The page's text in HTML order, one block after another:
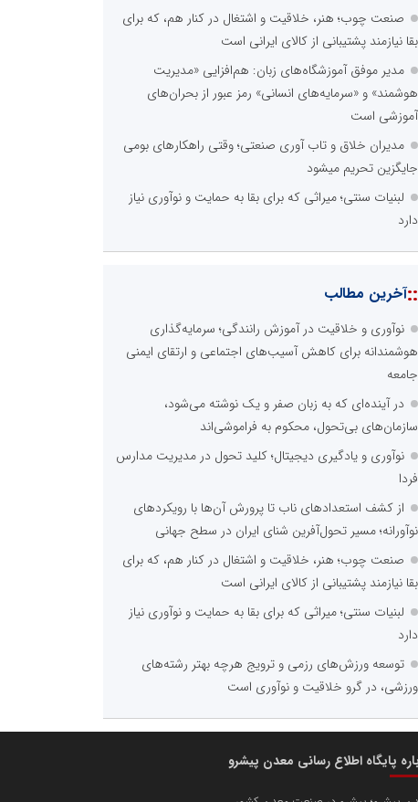
صنعت چوب؛ هنر، خلاقیت و اشتغال در کنار هم، که برای
بقا نیازمند پشتیبانی از کالای ایرانی است
مدیر موفق آموزشگاه‌های زبان: هم‌افزایی «مدیریت
هوشمند» و «سرمایه‌های انسانی» رمز عبور از بحران‌های
آموزشی است
مدیران خلاق و تاب آوری صنعتی؛ وقتی راهکارهای بومی
جایگزین تحریم میشود
لبنیات سنتی؛ میراثی که برای بقا به حمایت و نوآوری نیاز
دارد
::آخرین مطالب
نوآوری و خلاقیت در آموزش رانندگی؛ سرمایه‌گذاری
هوشمندانه برای کاهش آسیب‌های اجتماعی و ارتقای ایمنی
جامعه
در آینده‌ای که به زبان صفر و یک نوشته می‌شود،
سازمان‌های بی‌تحول، محکوم به فراموشی‌اند
نوآوری و یادگیری دیجیتال؛ کلید تحول در مدیریت مدارس
فردا
از کشف استعدادهای ناب تا پرورش آن‌ها با رویکردهای
نوآورانه؛ مسیر تحول‌آفرین شنای ایران در سطح جهانی
صنعت چوب؛ هنر، خلاقیت و اشتغال در کنار هم، که برای
بقا نیازمند پشتیبانی از کالای ایرانی است
لبنیات سنتی؛ میراثی که برای بقا به حمایت و نوآوری نیاز
دارد
توسعه ورزش‌های رزمی و ترویج هرچه بهتر رشته‌های
ورزشی، در گرو خلاقیت و نوآوری است
پایگاه اطلاع رسانی معدن پیشرو